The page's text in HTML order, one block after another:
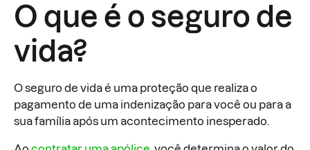
O que é o seguro de
vida?
O seguro de vida é uma proteção que realiza o
pagamento de uma indenização para você ou para a
sua família após um acontecimento inesperado.